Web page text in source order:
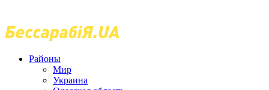
Районы
Мир
Украина